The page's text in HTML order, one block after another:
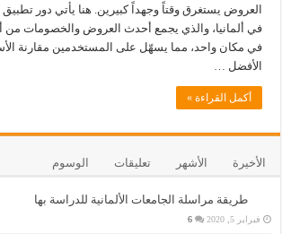
في مكان واحد، مما يسهّل على المستخدمين مقارنة
الأفضل …
أكمل القراءة »
الأخيرة الأشهر تعليقات الوسوم
طريقة مراسلة الجامعات الألمانية للدراسة بها
فبراير 5, 2020 6